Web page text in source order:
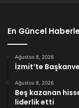
En Güncel
Ağustos 8, 2026
İzmit’te
Ağustos 8, 2026
Beş kazanan
liderlik etti